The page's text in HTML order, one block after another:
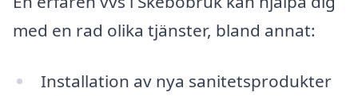
med en rad olika tjänster, bland annat:
Installation av nya sanitetsprodukter